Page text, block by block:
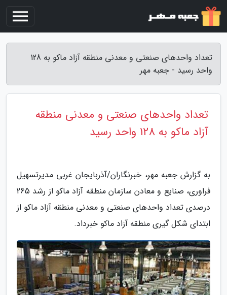
تعداد واحدهای صنعتی و معدنی منطقه آزاد ماکو به 128
واحد رسید - جعبه مهر
تعداد واحدهای صنعتی و معدنی منطقه
آزاد ماکو به 128 واحد رسید
به گزارش جعبه مهر، خبرنگاران/آذربایجان غربی مدیرتسهیل
فراوری، صنایع و معادن سازمان منطقه آزاد ماکو از رشد 265
درصدی تعداد واحدهای صنعتی و معدنی منطقه آزاد ماکو از
ابتدای شکل گیری منطقه آزاد ماکو خبرداد.